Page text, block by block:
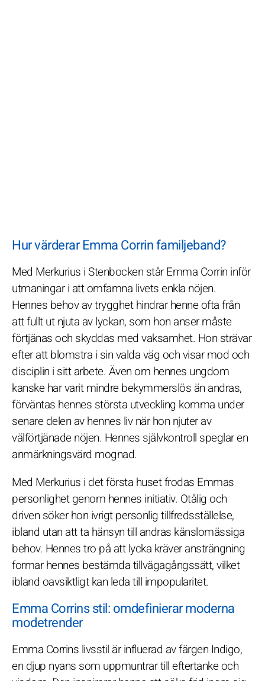
Hur värderar Emma Corrin familjeband?
Med Merkurius i Stenbocken står Emma Corrin inför
utmaningar i att omfamna livets enkla nöjen.
Hennes behov av trygghet hindrar henne ofta från
att fullt ut njuta av lyckan, som hon anser måste
förtjänas och skyddas med vaksamhet. Hon strävar
efter att blomstra i sin valda väg och visar mod och
disciplin i sitt arbete. Även om hennes ungdom
kanske har varit mindre bekymmerslös än andras,
förväntas hennes största utveckling komma under
senare delen av hennes liv när hon njuter av
välförtjänade nöjen. Hennes självkontroll speglar en
anmärkningsvärd mognad.
Med Merkurius i det första huset frodas Emmas
personlighet genom hennes initiativ. Otålig och
driven söker hon ivrigt personlig tillfredsställelse,
ibland utan att ta hänsyn till andras känslomässiga
behov. Hennes tro på att lycka kräver ansträngning
formar hennes bestämda tillvägagångssätt, vilket
ibland oavsiktligt kan leda till impopularitet.
Emma Corrins stil: omdefinierar moderna
modetrender
Emma Corrins livsstil är influerad av färgen Indigo,
en djup nyans som uppmuntrar till eftertanke och